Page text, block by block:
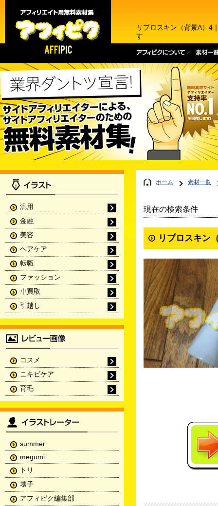
リプロスキン（背景A）4
す
ホーム 素材一覧
現在の検索条件
リプロスキン
汎用
金融
美容
ヘアケア
転職
ファッション
車買取
引越し
コスメ
ニキビケア
育毛
summer
megumi
トリ
壊子
アフィピク編集部